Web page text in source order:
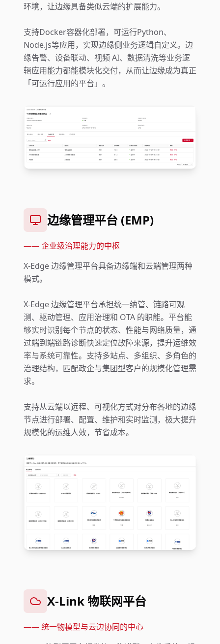
环境，让边缘具备类似云端的扩展能力。
支持Docker容器化部署，可运行Python、
Node.js等应用，实现边缘侧业务逻辑自定义。边
缘告警、设备联动、视频 AI、数据清洗等业务逻
辑应用能力都能模块化交付，从而让边缘成为真正
「可运行应用的平台」。
边缘管理平台 (EMP)
——企业级治理能力的中枢
X-Edge 边缘管理平台具备边缘端和云端管理两种
模式。
X-Edge 边缘管理平台承担统一纳管、链路可观
测、驱动管理、应用治理和 OTA 的职能。平台能
够实时识别每个节点的状态、性能与网络质量，通
过端到端链路诊断快速定位故障来源，提升运维效
率与系统可靠性。支持多站点、多组织、多角色的
治理结构，匹配政企与集团型客户的规模化管理需
求。
支持从云端以远程、可视化方式对分布各地的边缘
节点进行部署、配置、维护和实时监测，极大提升
规模化的运维人效，节省成本。
X-Link 物联网平台
——统一物模型与云边协同的中心